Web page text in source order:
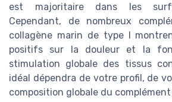
est majoritaire dans les
Cependant, de nombreux
collagène marin de type I
positifs sur la douleur et la
stimulation globale des tissus
idéal dépendra de votre profil, de
composition globale du